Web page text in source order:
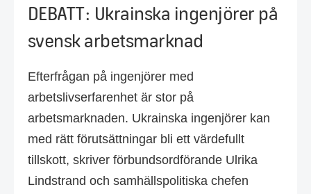
DEBATT: Ukrainska ingenjörer på
svensk arbetsmarknad
Efterfrågan på ingenjörer med
arbetslivserfarenhet är stor på
arbetsmarknaden. Ukrainska ingenjörer kan
med rätt förutsättningar bli ett värdefullt
tillskott, skriver förbundsordförande Ulrika
Lindstrand och samhällspolitiska chefen